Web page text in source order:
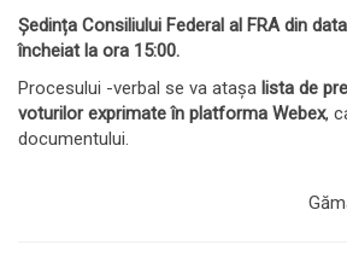
Ședința Consiliului Federal al FRA din
încheiat la ora 15:00.
Procesului -verbal se va atașa lista de
voturilor exprimate în platforma Webex,
documentului.